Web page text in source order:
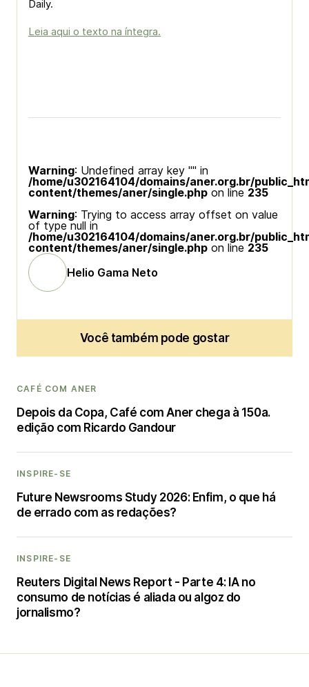
Daily.
Leia aqui o texto na íntegra.
Warning: Undefined array key "" in
/home/u302164104/domains/aner.org.br/
content/themes/aner/single.php on line 235
Warning: Trying to access array offset on value
of type null in
/home/u302164104/domains/aner.org.br/
content/themes/aner/single.php on line 235
Helio Gama Neto
Você também pode gostar
CAFÉ COM ANER
Depois da Copa, Café com Aner chega à 150a.
edição com Ricardo Gandour
INSPIRE-SE
Future Newsrooms Study 2026: Enfim, o que há
de errado com as redações?
INSPIRE-SE
Reuters Digital News Report - Parte 4: IA no
consumo de notícias é aliada ou algoz do
jornalismo?